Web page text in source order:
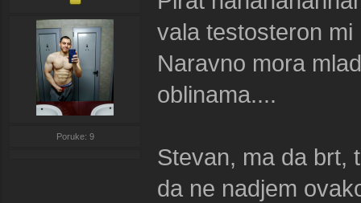
Poruke: 9
vala testosteron
Naravno mora
oblinama....
Stevan, ma da brt,
da ne nadjem